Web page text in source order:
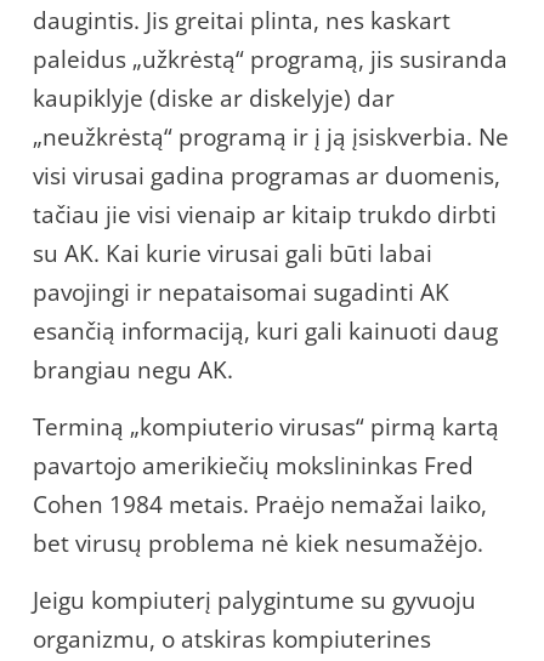
daugintis. Jis greitai plinta, nes kaskart
paleidus „užkrėstą“ programą, jis susiranda
kaupiklyje (diske ar diskelyje) dar
„neužkrėstą“ programą ir į ją įsiskverbia. Ne
visi virusai gadina programas ar duomenis,
tačiau jie visi vienaip ar kitaip trukdo dirbti
su AK. Kai kurie virusai gali būti labai
pavojingi ir nepataisomai sugadinti AK
esančią informaciją, kuri gali kainuoti daug
brangiau negu AK.
Terminą „kompiuterio virusas“ pirmą kartą
pavartojo amerikiečių mokslininkas Fred
Cohen 1984 metais. Praėjo nemažai laiko,
bet virusų problema nė kiek nesumažėjo.
Jeigu kompiuterį palygintume su gyvuoju
organizmu, o atskiras kompiuterines